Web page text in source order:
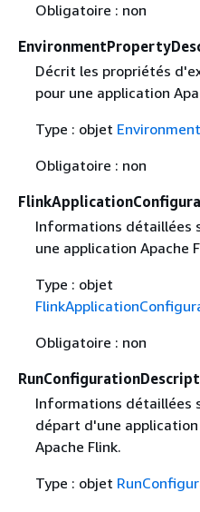
Obligatoire : non
Décrit les propriétés
pour une application
Type : objet
Obligatoire : non
Informations détaillées
une application Apache
Type : objet
Obligatoire : non
Informations détaillées
départ d'une
Apache Flink.
Type : objet